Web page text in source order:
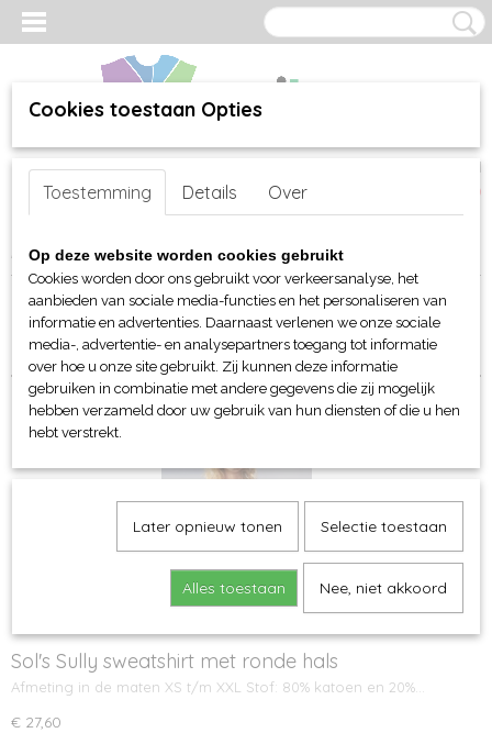
Inloggen Registreren
(0)
Home >webshop>Per merk >Sol's>Voor haar
Sorteer op:
Sol's Sully sweatshirt met ronde hals
Afmeting in de maten XS t/m XXL Stof: 80% katoen en 20%…
€ 27,60
Cookies toestaan Opties
Toestemming Details Over
Op deze website worden cookies gebruikt
Cookies worden door ons gebruikt voor verkeersanalyse, het
aanbieden van sociale media-functies en het personaliseren van
informatie en advertenties. Daarnaast verlenen we onze sociale
media-, advertentie- en analysepartners toegang tot informatie
over hoe u onze site gebruikt. Zij kunnen deze informatie
gebruiken in combinatie met andere gegevens die zij mogelijk
hebben verzameld door uw gebruik van hun diensten of die u hen
hebt verstrekt.
Later opnieuw tonen Selectie toestaan
Alles toestaan Nee, niet akkoord